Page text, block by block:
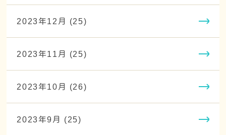
2023年12月 (25)
2023年11月 (25)
2023年10月 (26)
2023年9月 (25)